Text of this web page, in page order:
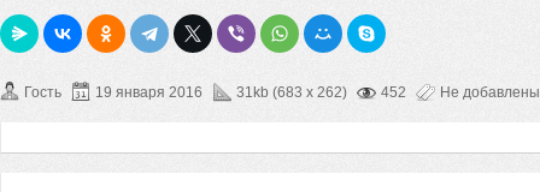
Гость 19 января 2016 31kb (683 x 262) 452 Не добавлены